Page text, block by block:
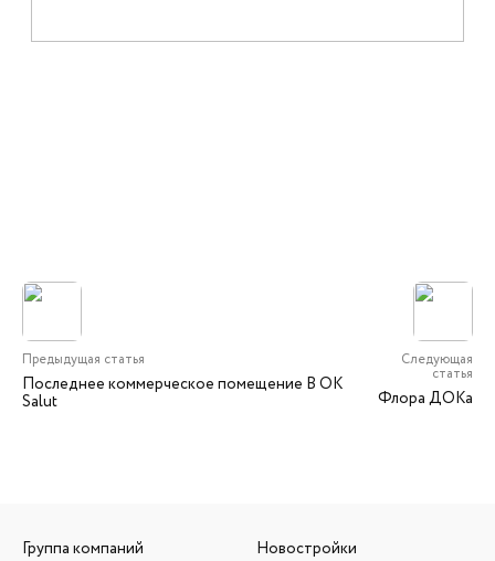
Предыдущая статья
Последнее коммерческое помещение В OK
Salut
Следующая
статья
Флора ДОКа
Группа компаний
Новостройки